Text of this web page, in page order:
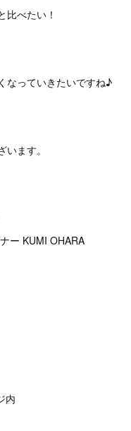
比べたい！
なっていきたいですね♪
ます。
ー KUMI OHARA
内